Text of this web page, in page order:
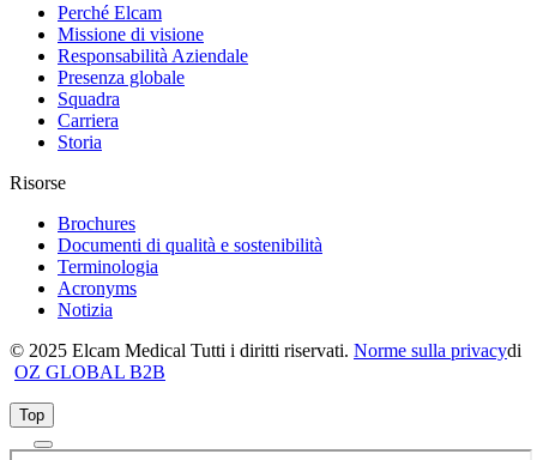
Perché Elcam
Missione di visione
Responsabilità Aziendale
Presenza globale
Squadra
Carriera
Storia
Risorse
Brochures
Documenti di qualità e sostenibilità
Terminologia
Acronyms
Notizia
© 2025 Elcam Medical Tutti i diritti riservati. Norme sulla privacydi
OZ GLOBAL B2B
Top